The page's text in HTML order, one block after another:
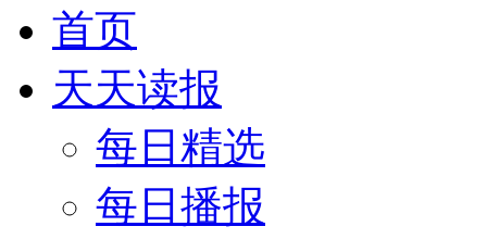
首页
天天读报
每日精选
每日播报